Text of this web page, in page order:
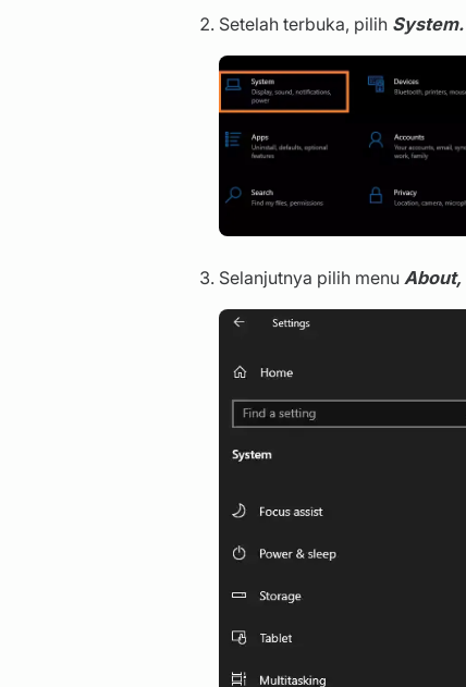
Setelah terbuka, pilih System.
Selanjutnya pilih menu About,